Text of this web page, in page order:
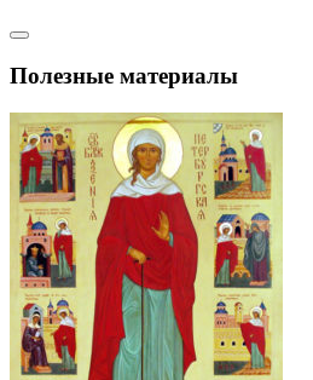
Полезные материалы